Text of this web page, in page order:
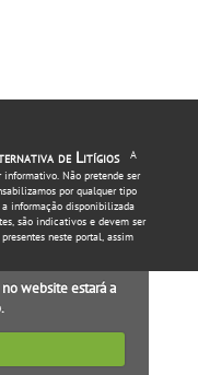
de Litígios
A
Não pretende ser
por qualquer tipo
informação disponibilizada
são indicativos e devem ser
neste portal, assim
website estará a